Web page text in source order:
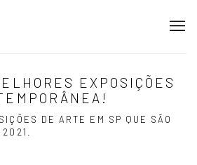
EXPOSIÇÕES
DE ARTE EM SP QUE SÃO